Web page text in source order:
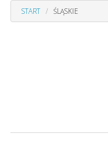
START ŚLĄSKIE